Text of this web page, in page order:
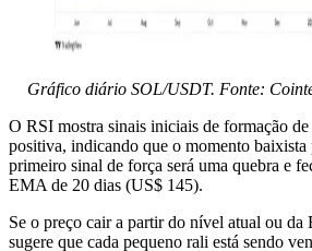
Gráfico diário SOL/USDT. Fonte:
O RSI mostra sinais iniciais de formação
positiva, indicando que o momento baixista
primeiro sinal de força será uma quebra e
EMA de 20 dias (US$ 145).
Se o preço cair a partir do nível atual ou da
sugere que cada pequeno rali está sendo